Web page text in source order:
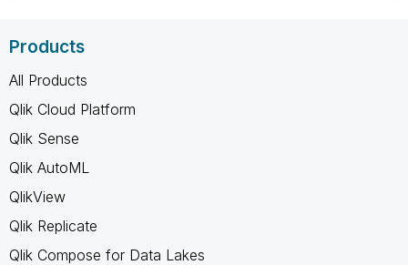
Products
All Products
Qlik Cloud Platform
Qlik Sense
Qlik AutoML
QlikView
Qlik Replicate
Qlik Compose for Data Lakes